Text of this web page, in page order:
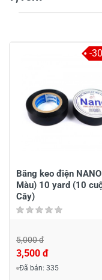
1
Viết nhận xét về
Băng keo điện
Màu) 10 yard (10
Cây)
5,000 đ
3,500 đ
Đã bán: 335
-